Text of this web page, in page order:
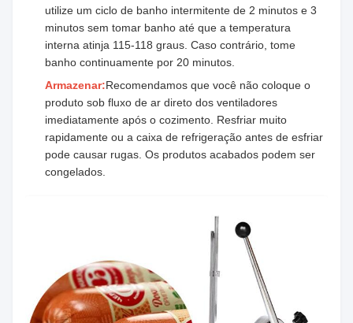
utilize um ciclo de banho intermitente de 2 minutos e 3
minutos sem tomar banho até que a temperatura
interna atinja 115-118 graus. Caso contrário, tome
banho continuamente por 20 minutos.
Armazenar:Recomendamos que você não coloque o
produto sob fluxo de ar direto dos ventiladores
imediatamente após o cozimento. Resfriar muito
rapidamente ou a caixa de refrigeração antes de esfriar
pode causar rugas. Os produtos acabados podem ser
congelados.